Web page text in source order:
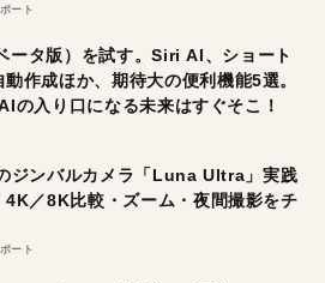
ート
ータ版）を試す。Siri AI、ショート
動作成ほか、期待大の便利機能5選。
の入り口になる未来はすぐそこ！
ジンバルカメラ「Luna Ultra」実践
4K／8K比較・ズーム・夜間撮影をチ
ート